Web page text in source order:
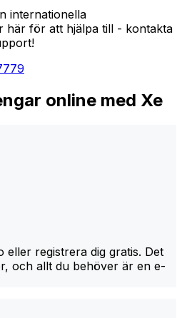
internationella
här för att hjälpa till - kontakta
online med Xe
eller registrera dig gratis. Det
och allt du behöver är en e-